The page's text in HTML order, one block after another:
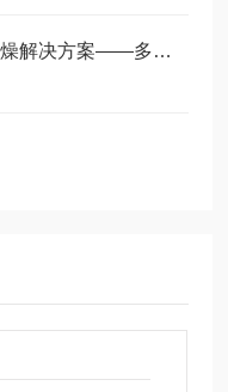
层层递进与节能降耗的连续式干燥解决方案——多层带式干燥机的原理与行业应用